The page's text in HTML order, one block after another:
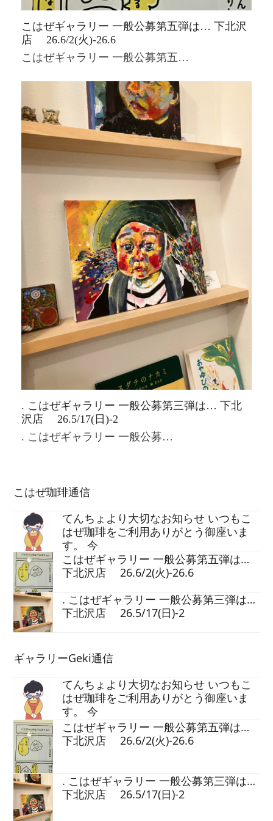
こはぜギャラリー 一般公募第五弾は… 下北沢
店 26.6/2(火)-26.6
こはぜギャラリー 一般公募第五…
. こはぜギャラリー 一般公募第三弾は… 下北
沢店 26.5/17(日)-2
. こはぜギャラリー 一般公募…
こはぜ珈琲通信
てんちょより大切なお知らせ いつもこ
はぜ珈琲をご利用ありがとう御座いま
す。 今
こはぜギャラリー 一般公募第五弾は…
下北沢店 26.6/2(火)-26.6
. こはぜギャラリー 一般公募第三弾は…
下北沢店 26.5/17(日)-2
ギャラリーGeki通信
てんちょより大切なお知らせ いつもこ
はぜ珈琲をご利用ありがとう御座いま
す。 今
こはぜギャラリー 一般公募第五弾は…
下北沢店 26.6/2(火)-26.6
. こはぜギャラリー 一般公募第三弾は…
下北沢店 26.5/17(日)-2